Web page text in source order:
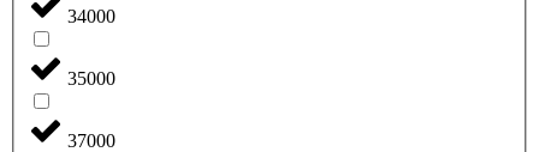
34000
35000
37000